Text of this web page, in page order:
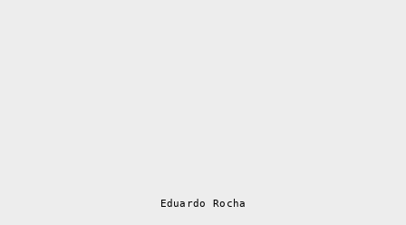
Eduardo Rocha